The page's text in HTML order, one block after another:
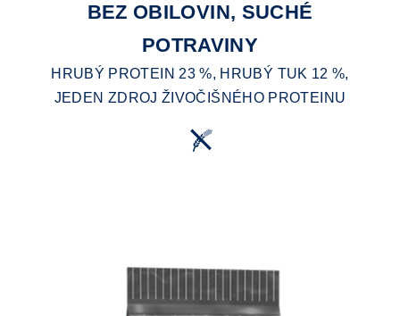
BEZ OBILOVIN, SUCHÉ
POTRAVINY
HRUBÝ PROTEIN 23 %, HRUBÝ TUK 12 %,
JEDEN ZDROJ ŽIVOČIŠNÉHO PROTEINU